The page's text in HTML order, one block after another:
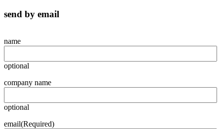
send by email
name
optional
company name
optional
email(Required)